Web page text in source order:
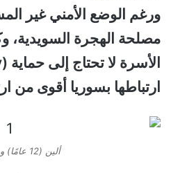
ورغم الوضع الأمني غير
مصلحة الهجرة السويدية،
ارتباطها بسوريا أقوى من
ألين (12 عامًا) وصديقتها